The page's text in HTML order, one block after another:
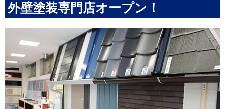
外壁塗装専門店オープン！